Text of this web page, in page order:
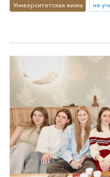
Университетская жизнь не